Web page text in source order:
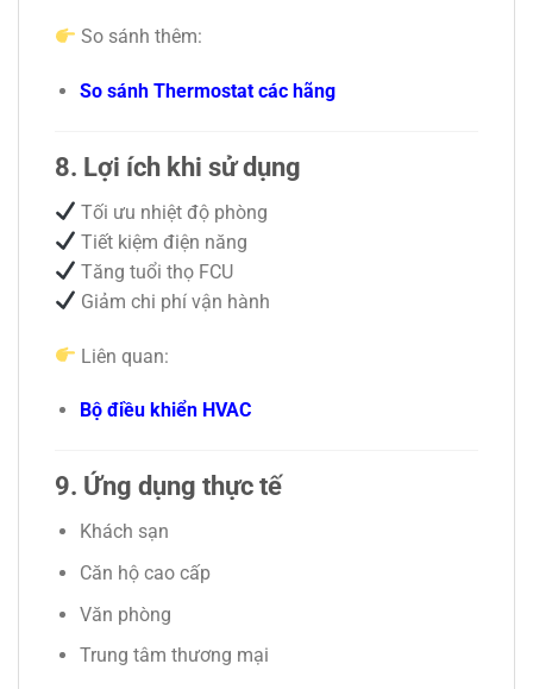
So sánh thêm:
So sánh Thermostat các hãng
8. Lợi ích khi sử dụng
Tối ưu nhiệt độ phòng
Tiết kiệm điện năng
Tăng tuổi thọ FCU
Giảm chi phí vận hành
Liên quan:
Bộ điều khiển HVAC
9. Ứng dụng thực tế
Khách sạn
Căn hộ cao cấp
Văn phòng
Trung tâm thương mại